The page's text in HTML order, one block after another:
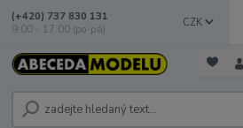
CZK
(+420) 737 830 131
9:00 - 17:00 (po-pá)